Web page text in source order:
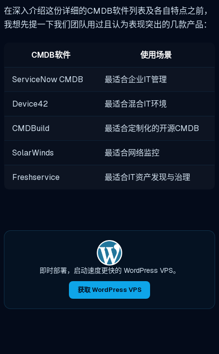
在深入介绍这份详细的CMDB软件列表及各自特点之前，
我想先提一下我们团队用过且认为表现突出的几款产品：
CMDB软件 使用场景
ServiceNow CMDB 最适合企业IT管理
Device42 最适合混合IT环境
CMDBuild 最适合定制化的开源CMDB
SolarWinds 最适合网络监控
Freshservice 最适合IT资产发现与治理
即时部署，启动速度更快的 WordPress VPS。
获取 WordPress VPS